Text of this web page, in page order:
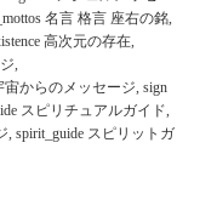
名言 格言 座右の銘,
高次元の存在,
,
宙からのメッセージ, sign
スピリチュアルガイド,
, spirit_guide スピリットガ